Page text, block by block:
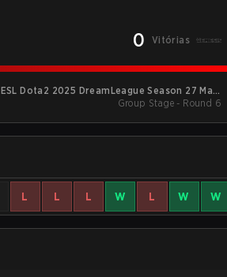
0 Vitórias
ESL Dota2 2025 DreamLeague Season 27 Main
Event
Group Stage - Round 6
L L L W L W W